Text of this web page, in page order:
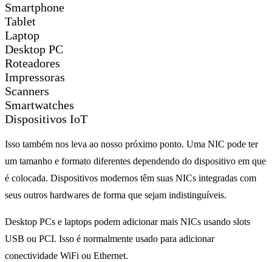
Smartphone
Tablet
Laptop
Desktop PC
Roteadores
Impressoras
Scanners
Smartwatches
Dispositivos IoT
Isso também nos leva ao nosso próximo ponto. Uma NIC pode ter
um tamanho e formato diferentes dependendo do dispositivo em que
é colocada. Dispositivos modernos têm suas NICs integradas com
seus outros hardwares de forma que sejam indistinguíveis.
Desktop PCs e laptops podem adicionar mais NICs usando slots
USB ou PCI. Isso é normalmente usado para adicionar
conectividade WiFi ou Ethernet.